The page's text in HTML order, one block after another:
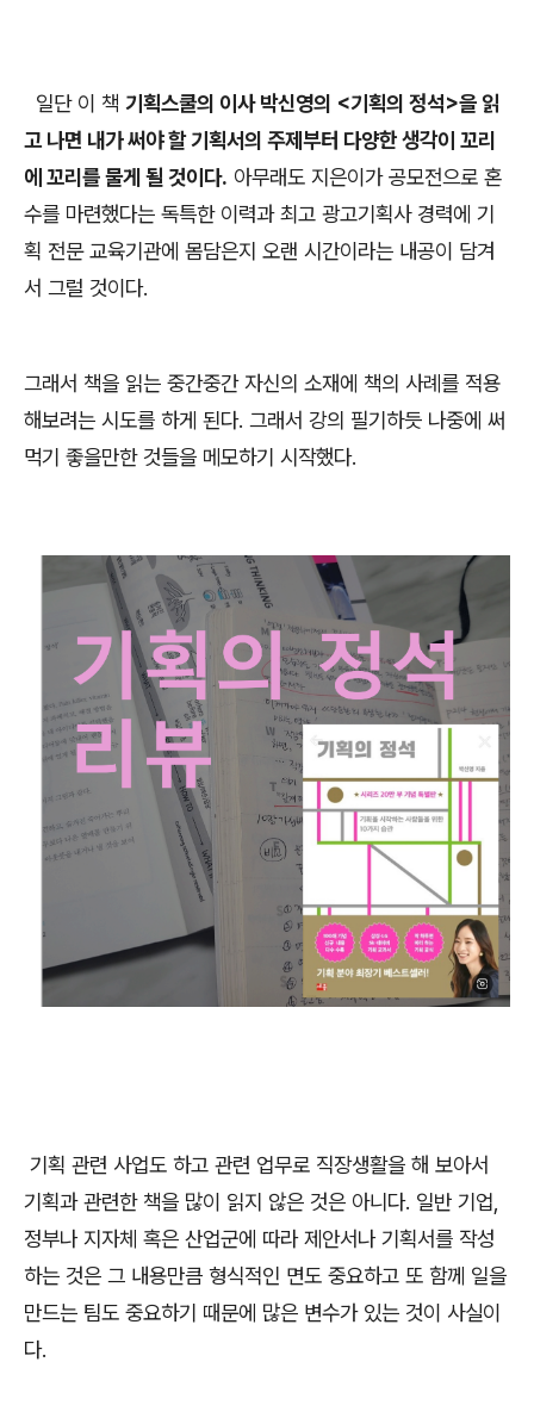
일단 이 책 기획스쿨의 이사 박신영의 <기획의 정석>을 읽
고 나면 내가 써야 할 기획서의 주제부터 다양한 생각이 꼬리
에 꼬리를 물게 될 것이다. 아무래도 지은이가 공모전으로 혼
수를 마련했다는 독특한 이력과 최고 광고기획사 경력에 기
획 전문 교육기관에 몸담은지 오랜 시간이라는 내공이 담겨
서 그럴 것이다.
그래서 책을 읽는 중간중간 자신의 소재에 책의 사례를 적용
해보려는 시도를 하게 된다. 그래서 강의 필기하듯 나중에 써
먹기 좋을만한 것들을 메모하기 시작했다.
기획 관련 사업도 하고 관련 업무로 직장생활을 해 보아서
기획과 관련한 책을 많이 읽지 않은 것은 아니다. 일반 기업,
정부나 지자체 혹은 산업군에 따라 제안서나 기획서를 작성
하는 것은 그 내용만큼 형식적인 면도 중요하고 또 함께 일을
만드는 팀도 중요하기 때문에 많은 변수가 있는 것이 사실이
다.